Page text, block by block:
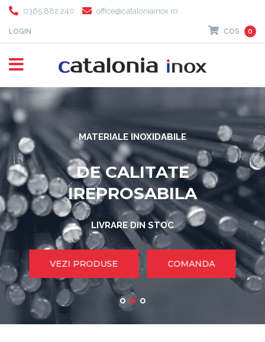
0365 882 240 office@cataloniainox.ro
LOGIN COS 0
MATERIALE INOXIDABILE
DE CALITATE
IREPROSABILA
LIVRARE DIN STOC
VEZI PRODUSE COMANDA